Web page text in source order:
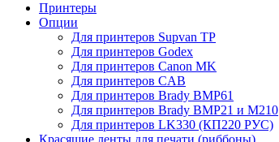
Принтеры
Опции
Для принтеров Supvan TP
Для принтеров Godex
Для принтеров Canon MK
Для принтеров CAB
Для принтеров Brady BMP61
Для принтеров Brady BMP21 и M210
Для принтеров LK330 (КП220 РУС)
Красящие ленты для печати (риббоны)